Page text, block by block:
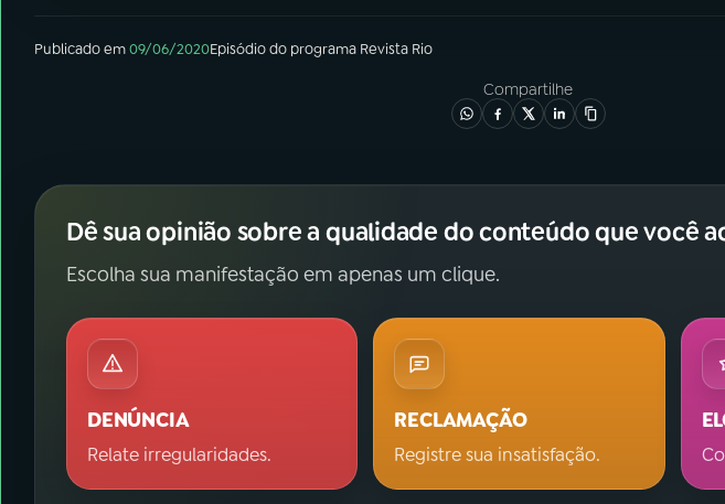
Publicado em09/06/2020Episódiodo programa Revista Rio
Compartilhe
Dê sua opinião sobre a qualidade do conteúdo que você
Escolha sua manifestação em apenas um clique.
DENÚNCIA
Relate irregularidades.
RECLAMAÇÃO
Registre sua insatisfação.